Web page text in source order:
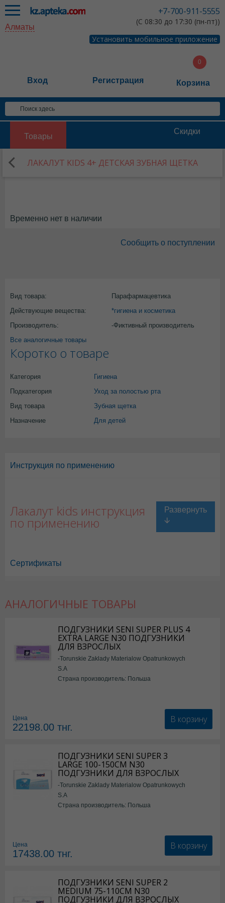
+7-700-911-5555
(С 08:30 до 17:30 (пн-пт))
Установить мобильное приложение
Алматы
Вход Регистрация Корзина
Товары
Скидки
ЛАКАЛУТ KIDS 4+ ДЕТСКАЯ ЗУБНАЯ ЩЕТКА
Временно нет в наличии
Сообщить о поступлении
Вид товара:
Парафармацевтика
Действующие вещества:
*гигиена и косметика
Производитель:
-Фиктивный производитель
Все аналогичные товары
Коротко о товаре
Категория
Гигиена
Подкатегория
Уход за полостью рта
Вид товара
Зубная щетка
Назначение
Для детей
Инструкция по применению
Лакалут kids инструкция
по применению
Сертификаты
АНАЛОГИЧНЫЕ ТОВАРЫ
ПОДГУЗНИКИ SENI SUPER PLUS 4
EXTRA LARGE N30 ПОДГУЗНИКИ
ДЛЯ ВЗРОСЛЫХ
-Torunskie Zaklady Materialow Opatrunkowych
S.A
Страна производитель: Польша
Цена
22198.00 тнг.
В корзину
ПОДГУЗНИКИ SENI SUPER 3
LARGE 100-150СМ N30
ПОДГУЗНИКИ ДЛЯ ВЗРОСЛЫХ
-Torunskie Zaklady Materialow Opatrunkowych
S.A
Страна производитель: Польша
Цена
17438.00 тнг.
В корзину
ПОДГУЗНИКИ SENI SUPER 2
MEDIUM 75-110СМ N30
ПОДГУЗНИКИ ДЛЯ ВЗРОСЛЫХ